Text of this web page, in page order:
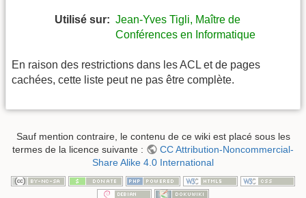
Utilisé sur: Jean-Yves Tigli, Maître de
Conférences en Informatique
En raison des restrictions dans les ACL et de pages
cachées, cette liste peut ne pas être complète.
Sauf mention contraire, le contenu de ce wiki est placé sous les
termes de la licence suivante :
CC Attribution-Noncommercial-
Share Alike 4.0 International